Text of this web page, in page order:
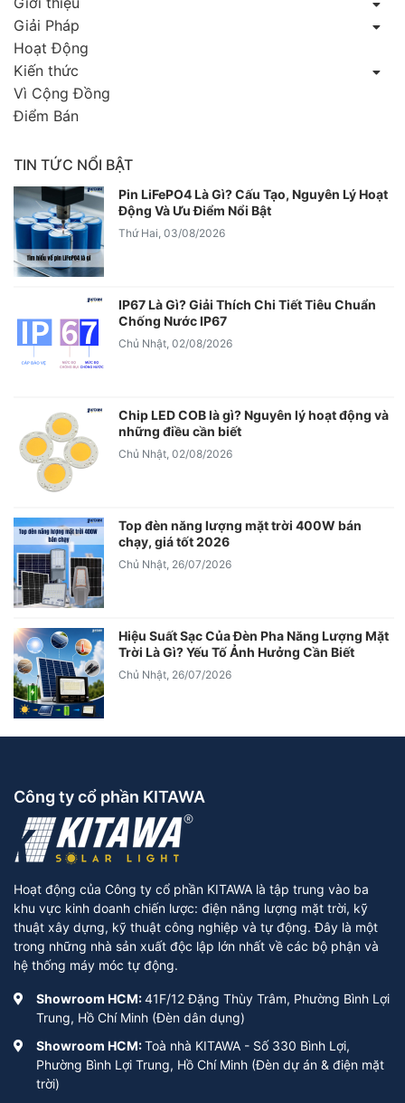
Giải Pháp
Hoạt Động
Kiến thức
Vì Cộng Đồng
Điểm Bán
TIN TỨC NỔI BẬT
Pin LiFePO4 Là Gì? Cấu Tạo, Nguyên Lý Hoạt
Động Và Ưu Điểm Nổi Bật
Thứ Hai, 03/08/2026
IP67 Là Gì? Giải Thích Chi Tiết Tiêu Chuẩn
Chống Nước IP67
Chủ Nhật, 02/08/2026
Chip LED COB là gì? Nguyên lý hoạt động và
những điều cần biết
Chủ Nhật, 02/08/2026
Top đèn năng lượng mặt trời 400W bán
chạy, giá tốt 2026
Chủ Nhật, 26/07/2026
Hiệu Suất Sạc Của Đèn Pha Năng Lượng Mặt
Trời Là Gì? Yếu Tố Ảnh Hưởng Cần Biết
Chủ Nhật, 26/07/2026
Công ty cổ phần KITAWA
Hoạt động của Công ty cổ phần KITAWA là tập trung vào ba
khu vực kinh doanh chiến lược: điện năng lượng mặt trời, kỹ
thuật xây dựng, kỹ thuật công nghiệp và tự động. Đây là một
trong những nhà sản xuất độc lập lớn nhất về các bộ phận và
hệ thống máy móc tự động.
Showroom HCM:41F/12 Đặng Thùy Trâm, Phường Bình Lợi
Trung, Hồ Chí Minh (Đèn dân dụng)
Showroom HCM:Toà nhà KITAWA - Số 330 Bình Lợi,
Phường Bình Lợi Trung, Hồ Chí Minh (Đèn dự án & điện mặt
trời)